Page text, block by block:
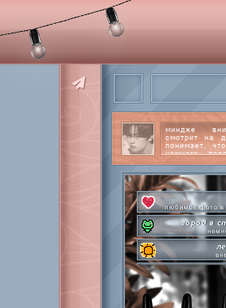
миндже
смотрит на
понимает,
немного
далее
любимое фото в
город в
pen-
шлакоблокунь